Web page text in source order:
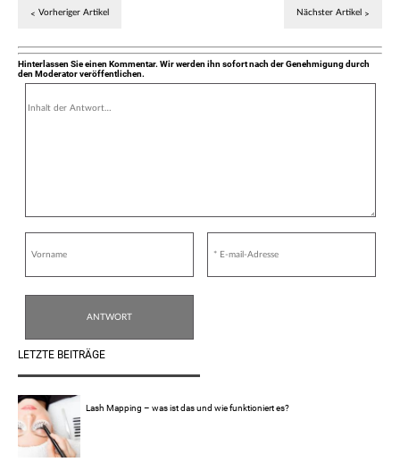
Vorheriger Artikel Nächster Artikel
Hinterlassen Sie einen Kommentar. Wir werden ihn sofort nach der Genehmigung durch
den Moderator veröffentlichen.
LETZTE BEITRÄGE
Lash Mapping – was ist das und wie funktioniert es?